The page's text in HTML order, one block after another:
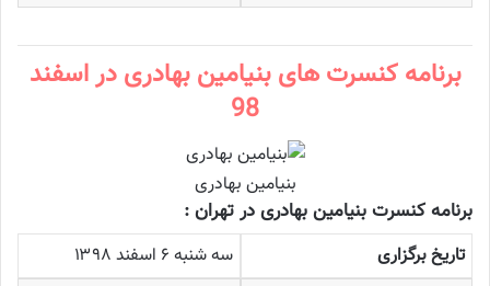
برنامه کنسرت های بنیامین بهادری در اسفند
98
بنیامین بهادری
برنامه کنسرت بنیامین بهادری در تهران :
تاریخ برگزاری
سه شنبه ۶ اسفند ۱۳۹۸